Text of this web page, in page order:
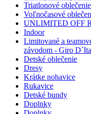
Triatlonové oblečenie
Voľnočasové
UNLIMITED OFF
Indoor
Limitované a
závodom - Giro
Detské oblečenie
Dresy
Krátke nohavice
Rukavice
Detské bundy
Doplnky